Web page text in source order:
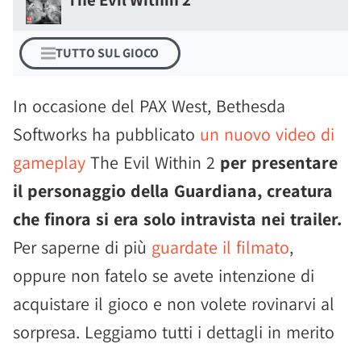
TUTTO SUL GIOCO
In occasione del PAX West, Bethesda
Softworks ha pubblicato un nuovo video di
gameplay The Evil Within 2 per presentare
il personaggio della Guardiana, creatura
che finora si era solo intravista nei trailer.
Per saperne di più guardate il filmato,
oppure non fatelo se avete intenzione di
acquistare il gioco e non volete rovinarvi al
sorpresa. Leggiamo tutti i dettagli in merito